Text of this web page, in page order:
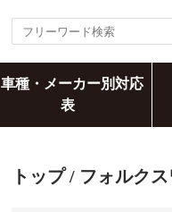
車種・メーカー別対応
表
トップ/ フォルク